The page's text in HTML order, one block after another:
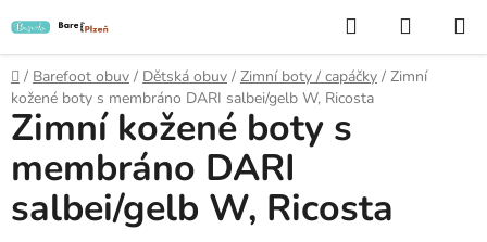
na
obsah
Hledat
KOŠÍK
Domů
/ Barefoot obuv / Dětská obuv / Zimní boty / capáčky / Zimní
kožené boty s membráno DARI salbei/gelb W, Ricosta
Zimní kožené boty s
membráno DARI
salbei/gelb W, Ricosta